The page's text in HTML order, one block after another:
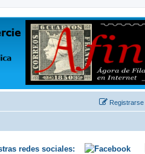
y conocimientos
Registrarse
redes sociales: